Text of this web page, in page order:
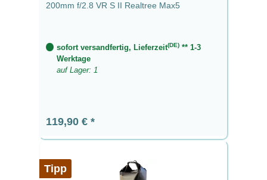
200mm f/2.8 VR S II Realtree Max5
sofort versandfertig, Lieferzeit(DE)** 1-3
Werktage
auf Lager: 1
Regulärer Preis:
119,90 €
Tipp